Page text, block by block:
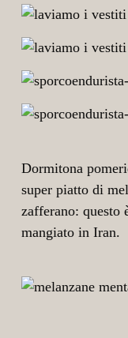
Dormitona
super piatto di
zafferano: questo
mangiato in Iran.